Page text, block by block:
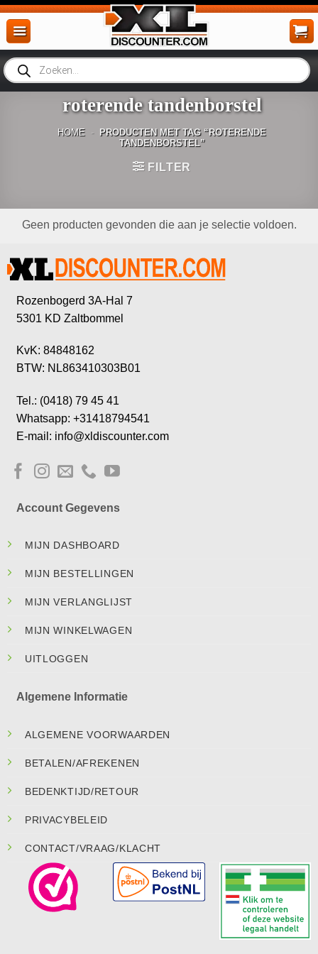
Ga
naar
inhoud
Producten
zoeken
roterende tandenborstel
HOME - PRODUCTEN MET TAG “ROTERENDE
TANDENBORSTEL”
FILTER
Geen producten gevonden die aan je selectie voldoen.
Rozenbogerd 3A-Hal 7
5301 KD Zaltbommel
KvK: 84848162
BTW: NL863410303B01
Tel.: (0418) 79 45 41
Whatsapp: +31418794541
E-mail: info@xldiscounter.com
Account Gegevens
MIJN DASHBOARD
MIJN BESTELLINGEN
MIJN VERLANGLIJST
MIJN WINKELWAGEN
UITLOGGEN
Algemene Informatie
ALGEMENE VOORWAARDEN
BETALEN/AFREKENEN
BEDENKTIJD/RETOUR
PRIVACYBELEID
CONTACT/VRAAG/KLACHT